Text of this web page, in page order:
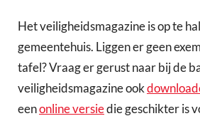
Het veiligheidsmagazine is op te
gemeentehuis. Liggen er geen
tafel? Vraag er gerust naar bij de
veiligheidsmagazine ook
eenonline versiedie geschikter is